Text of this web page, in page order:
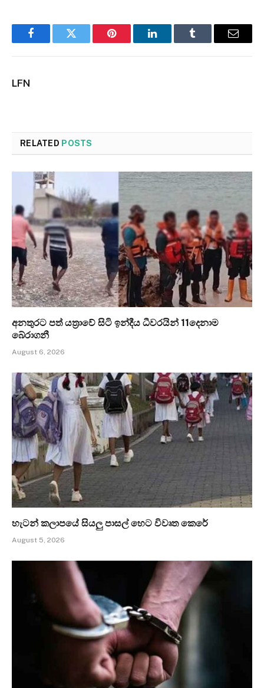
FacebookTwitter Pinterest LinkedInTumblr Email
LFN
RELATED POSTS
අනතුරට පත් යත්‍රාවේ සිටි ඉන්දීය ධීවරයින් 11දෙනාම
බේරාගනී
August 6, 2026
හැටන් කලාපයේ සියලු පාසල් හෙට විවෘත කෙරේ
August 5, 2026